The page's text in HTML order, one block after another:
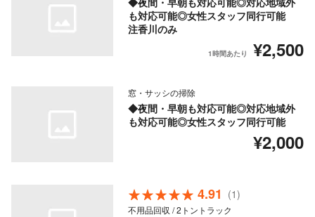
も対応可能◎女性スタッフ同行可能
注香川のみ
1時間あたり ¥2,500
窓・サッシの掃除
◆夜間・早朝も対応可能◎対応地域外
も対応可能◎女性スタッフ同行可能
¥2,000
4.91 (1)
不用品回収 / 2トントラック